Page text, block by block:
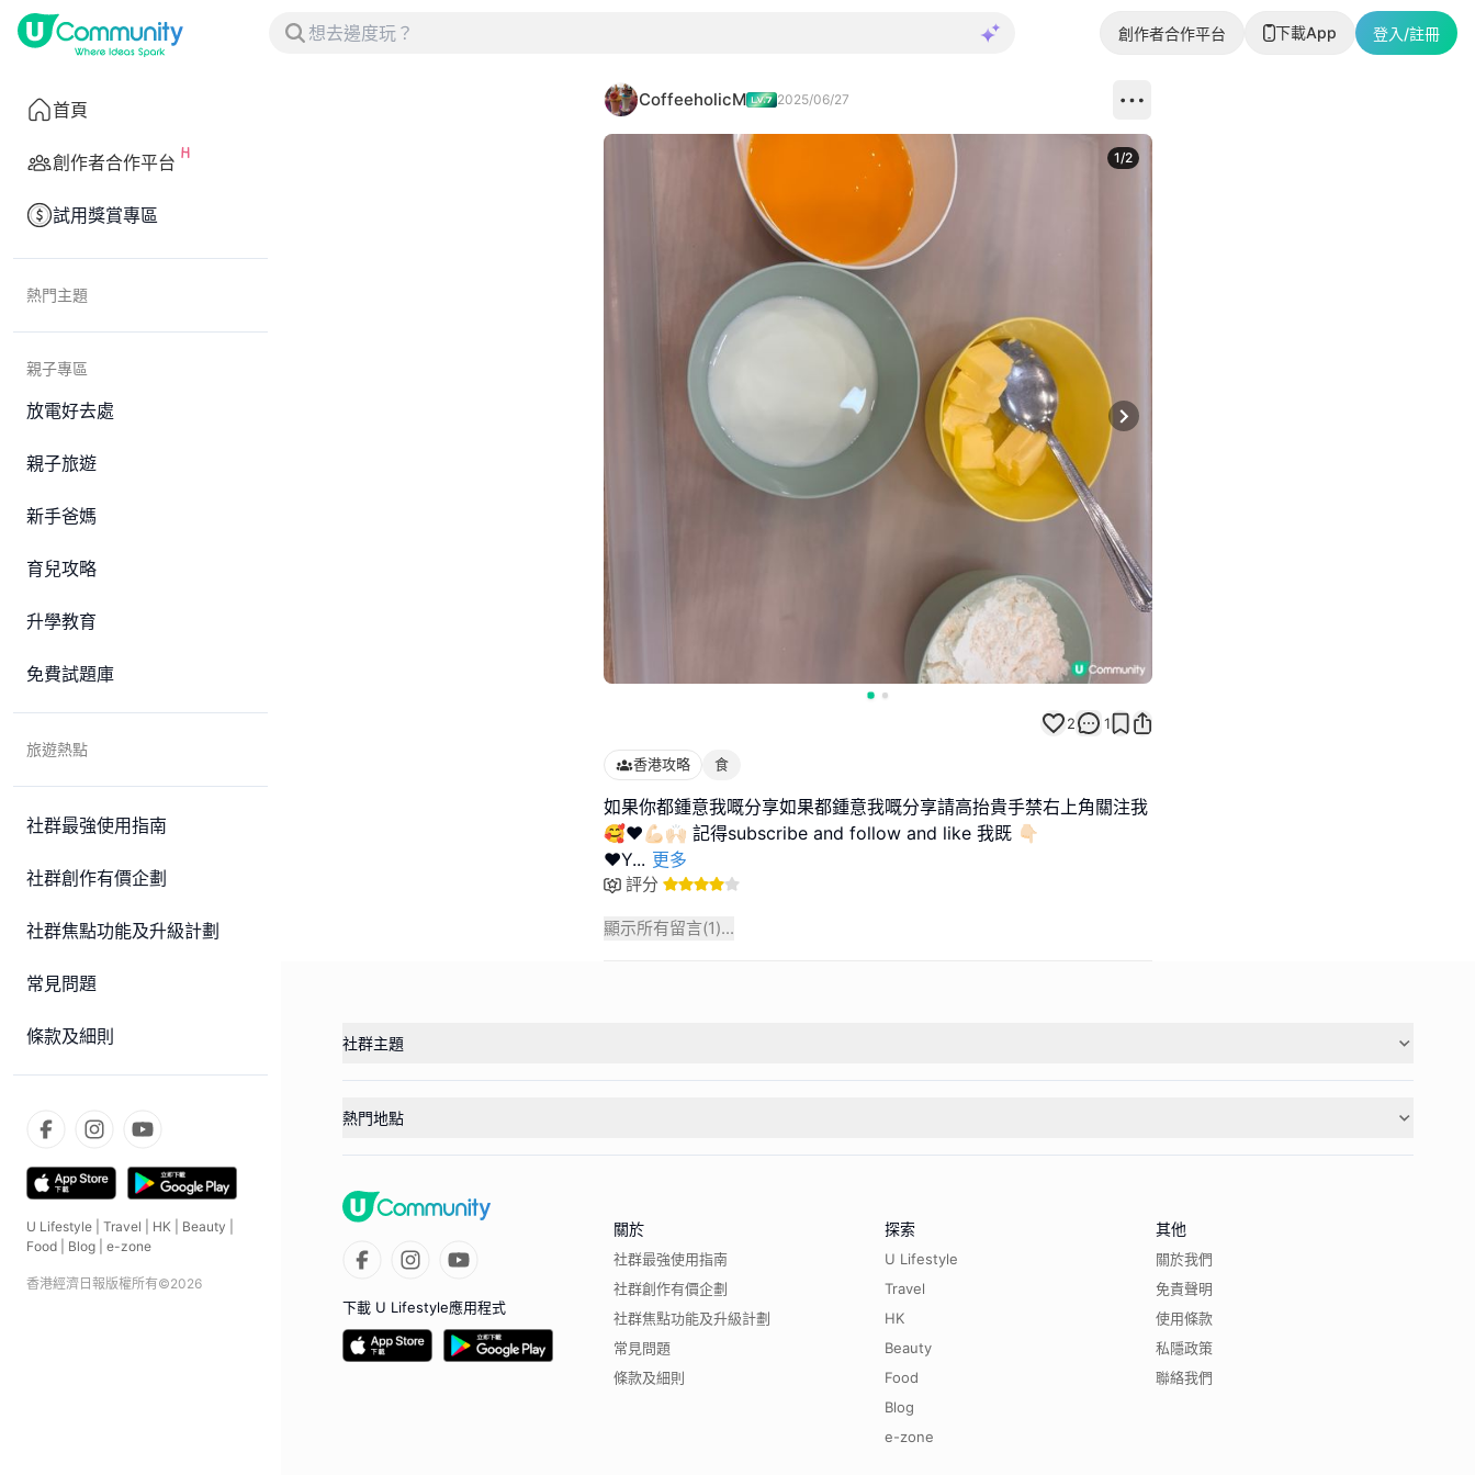
創作者合作平台 下載App 登入/註冊
首頁
創作者合作平台
試用獎賞專區
熱門主題
親子專區
放電好去處
親子旅遊
新手爸媽
育兒攻略
升學教育
免費試題庫
旅遊熱點
社群最強使用指南
社群創作有價企劃
社群焦點功能及升級計劃
常見問題
條款及細則
U Lifestyle Travel HK Beauty
Food
Blog e-zone
香港經濟日報版權所有©2026
CoffeeholicM 2025/06/27
Next slide
1/2
2 1
香港攻略 食
如果你都鍾意我嘅分享如果都鍾意我嘅分享請高抬貴手禁右上角關注我
🥰❤️💪🏻🙌🏻 記得subscribe and follow and like 我既 👇🏻
❤️Y... 更多
評分
顯示所有留言(1)...
社群主題
熱門地點
下載 U Lifestyle應用程式
關於
社群最強使用指南
社群創作有價企劃
社群焦點功能及升級計劃
常見問題
條款及細則
探索
U Lifestyle
Travel
HK
Beauty
Food
Blog
e-zone
其他
關於我們
免責聲明
使用條款
私隱政策
聯絡我們